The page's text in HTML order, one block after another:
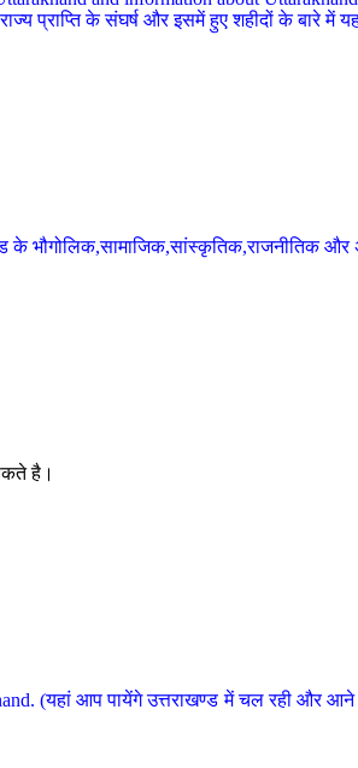
प्राप्ति के संघर्ष और इसमें हुए शहीदों के बारे में
के भौगोलिक,सामाजिक,सांस्कृतिक,राजनीतिक
है।
(यहां आप पायेंगे उत्तराखण्ड में चल रही और आने